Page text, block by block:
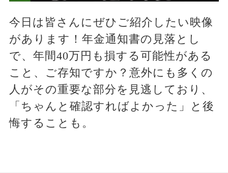
今日は皆さんにぜひご紹介したい映像
があります！年金通知書の見落とし
で、年間40万円も損する可能性がある
こと、ご存知ですか？意外にも多くの
人がその重要な部分を見逃しており、
「ちゃんと確認すればよかった」と後
悔することも。